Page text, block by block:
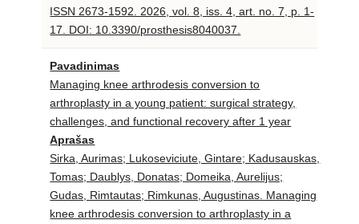
ISSN 2673-1592. 2026, vol. 8, iss. 4, art. no. 7, p. 1-
17. DOI: 10.3390/prosthesis8040037.
Pavadinimas
Managing knee arthrodesis conversion to
arthroplasty in a young patient: surgical strategy,
challenges, and functional recovery after 1 year
Aprašas
Sirka, Aurimas; Lukoseviciute, Gintare; Kadusauskas,
Tomas; Daublys, Donatas; Domeika, Aurelijus;
Gudas, Rimtautas; Rimkunas, Augustinas. Managing
knee arthrodesis conversion to arthroplasty in a